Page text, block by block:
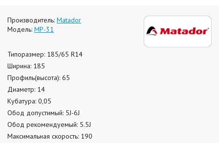
Производитель: Matador
Модель: МР-31
Типоразмер: 185/65 R14
Ширина: 185
Профиль(высота): 65
Диаметр: 14
Кубатура: 0,05
Обод допустимый: 5J-6J
Обод рекомендуемый: 5.5J
Максимальная скорость: 190